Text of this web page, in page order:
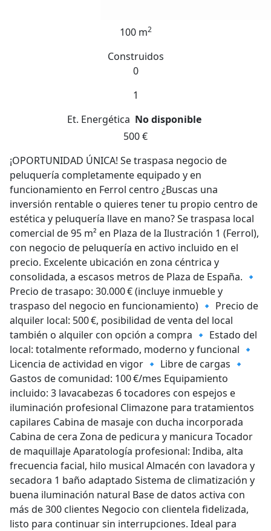
100 m2
Construidos
0
1
Et. Energética No disponible
500 €
¡OPORTUNIDAD ÚNICA! Se traspasa negocio de
peluquería completamente equipado y en
funcionamiento en Ferrol centro ¿Buscas una
inversión rentable o quieres tener tu propio centro de
estética y peluquería llave en mano? Se traspasa local
comercial de 95 m² en Plaza de la Ilustración 1 (Ferrol),
con negocio de peluquería en activo incluido en el
precio. Excelente ubicación en zona céntrica y
consolidada, a escasos metros de Plaza de España. 🔹
Precio de trasapo: 30.000 € (incluye inmueble y
traspaso del negocio en funcionamiento) 🔹 Precio de
alquiler local: 500 €, posibilidad de venta del local
también o alquiler con opción a compra 🔹 Estado del
local: totalmente reformado, moderno y funcional 🔹
Licencia de actividad en vigor 🔹 Libre de cargas 🔹
Gastos de comunidad: 100 €/mes Equipamiento
incluido: 3 lavacabezas 6 tocadores con espejos e
iluminación profesional Climazone para tratamientos
capilares Cabina de masaje con ducha incorporada
Cabina de cera Zona de pedicura y manicura Tocador
de maquillaje Aparatología profesional: Indiba, alta
frecuencia facial, hilo musical Almacén con lavadora y
secadora 1 baño adaptado Sistema de climatización y
buena iluminación natural Base de datos activa con
más de 300 clientes Negocio con clientela fidelizada,
listo para continuar sin interrupciones. Ideal para